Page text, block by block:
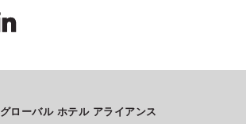
グローバル ホテル アライアンス